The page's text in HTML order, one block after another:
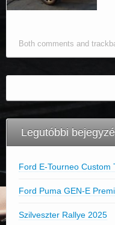
Both comments and
Legutóbbi
Ford E-Tourneo Custom
Ford Puma GEN-E
Szilveszter Rallye 2025